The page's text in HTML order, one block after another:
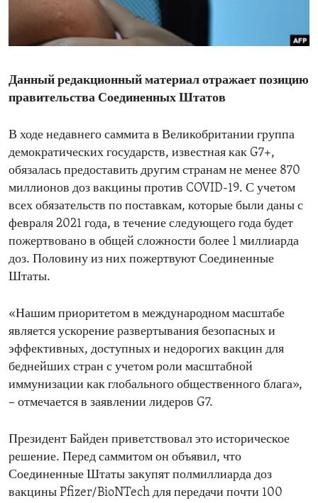
ENVIRONMENT AND HEALTH
IDEALS AND INSTITUTIONS
Данный редакционный материал отражает позицию
правительства Соединенных Штатов
В ходе недавнего саммита в Великобритании группа
демократических государств, известная как G7+,
обязалась предоставить другим странам не менее 870
миллионов доз вакцины против COVID-19. С учетом
всех обязательств по поставкам, которые были даны с
февраля 2021 года, в течение следующего года будет
пожертвовано в общей сложности более 1 миллиарда
доз. Половину из них пожертвуют Соединенные
Штаты.
«Нашим приоритетом в международном масштабе
является ускорение развертывания безопасных и
эффективных, доступных и недорогих вакцин для
беднейших стран с учетом роли масштабной
иммунизации как глобального общественного блага»,
– отмечается в заявлении лидеров G7.
Президент Байден приветствовал это историческое
решение. Перед саммитом он объявил, что
Соединенные Штаты закупят полмиллиарда доз
вакцины Pfizer/BioNTech для передачи почти 100